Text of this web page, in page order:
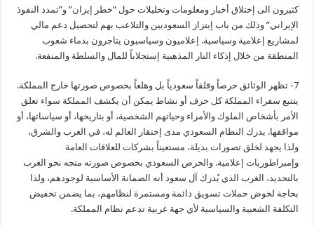
كثيرون الى إختلاق أخبار ومعلومات وتحليلات حول “خطر إيران” و”تمدد النفوذ
الإيراني” وذلك من باب إبتزاز السعوديين والتلاعب بهم لتحصيل دعم مالي
لمشاريع إعلامية وسياسية. إعلاميون وسياسيون يتاجرون بدماء شعوب
المنطقة من خلال إذكاء النار المذهبية إستجلاباً للمال والسلطة والمنفعة.
7- تظهر الوثائق حرصاً وقلقاً سعودياً بل وهلعاً بخصوص صورتها خارج المملكة.
يتتبع سفراء المملكة كل حرف أو نشاط يمكن أن يكشف المملكة سواء تعلق
الأمر بأشخاص الملوك والأمراء وحياتهم الشخصية، أو بتاريخها، أو سياساتها، أو
مواقفها. يدرك النظام السعودي مدى إحتقار العالم له، في الغرب والشرق،
ولذا يجهد لخلق تصورات بديلة، مستعيناً بشركات للعلاقات العامة
وإمبراطوريات إعلامية. والحرص السعودي بخصوص صورته متجه نحو الغرب
بالتحديد، الغرب الذي يُدرك آل سعود أنه الضمانة الأساسية لوجودهم، ولذا
بحاجة لخوض حملات تسويق دائمة ومستمرة لنظامهم، بما يضمن تخفيض
التكلفة الشعبية والسياسية لأي جهة غربية تدعم نظام المملكة.